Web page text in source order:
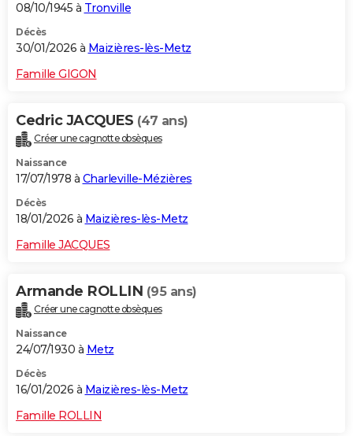
08/10/1945 à Tronville
Décès
30/01/2026 à Maizières-lès-Metz
Famille GIGON
Cedric JACQUES (47 ans)
Créer une cagnotte obsèques
Naissance
17/07/1978 à Charleville-Mézières
Décès
18/01/2026 à Maizières-lès-Metz
Famille JACQUES
Armande ROLLIN (95 ans)
Créer une cagnotte obsèques
Naissance
24/07/1930 à Metz
Décès
16/01/2026 à Maizières-lès-Metz
Famille ROLLIN